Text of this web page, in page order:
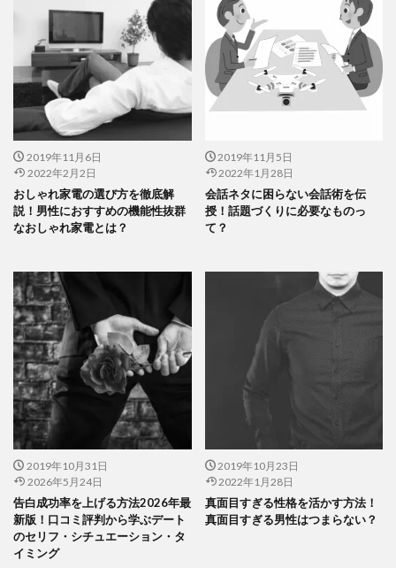
2019年11月6日
2022年2月2日
おしゃれ家電の選び方を徹底解
説！男性におすすめの機能性抜群
なおしゃれ家電とは？
2019年11月5日
2022年1月28日
会話ネタに困らない会話術を伝
授！話題づくりに必要なものっ
て？
2019年10月31日
2026年5月24日
告白成功率を上げる方法2026年最
新版！口コミ評判から学ぶデート
のセリフ・シチュエーション・タ
イミング
2019年10月23日
2022年1月28日
真面目すぎる性格を活かす方法！
真面目すぎる男性はつまらない？